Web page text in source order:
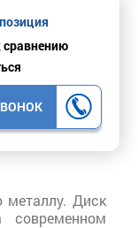
сравнению
Диск
современном